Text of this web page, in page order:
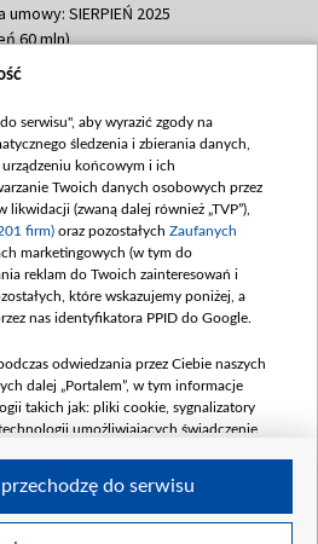
SIERPIEŃ 2025
60 mln)
783 051,21 PLN
100 mln, październik 350
mln)
862 000,00 PLN
GRUDZIEŃ 2025
60,548 mln)
000 000,00 PLN
LUTY 2026 (wpłata
7 maja 180 mln, 8
000 000,00 PLN
serwisu", aby wyrazić zgody na
śledzenia i zbierania danych,
końcowym i ich
Twoich danych osobowych przez
likwidacji (zwaną dalej również „TVP”),
firm) oraz pozostałych Zaufanych
marketingowych (w tym do
reklam do Twoich zainteresowań i
które wskazujemy poniżej, a
nas identyfikatora PPID do Google.
odwiedzania przez Ciebie naszych
dalej „Portalem”, w tym informacje
takich jak: pliki cookie, sygnalizatory
umożliwiających świadczenie
odwiedzania przez Ciebie
do serwisu